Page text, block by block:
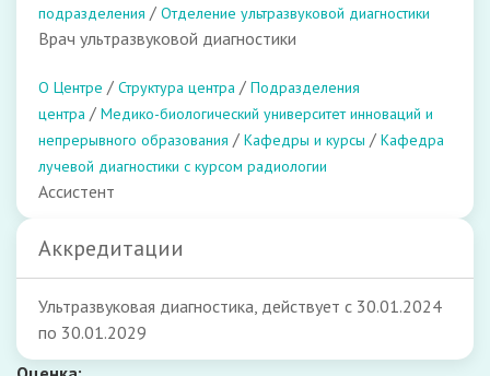
подразделения / Отделение ультразвуковой диагностики
Врач ультразвуковой диагностики
О Центре / Структура центра / Подразделения
центра / Медико-биологический университет инноваций и
непрерывного образования / Кафедры и курсы / Кафедра
лучевой диагностики с курсом радиологии
Ассистент
Аккредитации
Ультразвуковая диагностика, действует с 30.01.2024
по 30.01.2029